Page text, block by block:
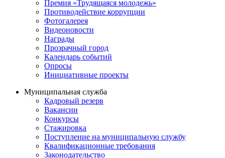
Премия «Трудящаяся молодежь»
Противодействие коррупции
Фотогалерея
Видеоновости
Награды
Прозрачный город
Календарь событий
Опросы
Инициативные проекты
Муниципальная служба
Кадровый резерв
Вакансии
Конкурсы
Стажировка
Поступление на муниципальную службу
Квалификационные требования
Законодательство